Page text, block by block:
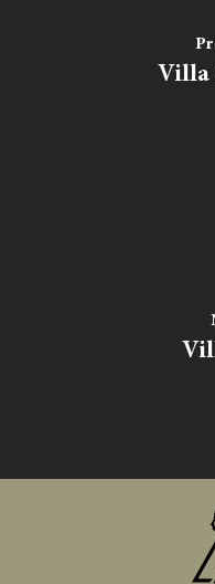
Villa